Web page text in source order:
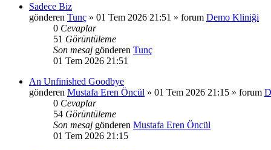
Sadece Biz
gönderen Tunç » 01 Tem 2026 21:51 » forum Demo Kliniği
0 Cevaplar
51 Görüntüleme
Son mesaj gönderen Tunç
01 Tem 2026 21:51
An Unfinished Goodbye
gönderen Mustafa Eren Öncül » 01 Tem 2026 21:15 » forum
0 Cevaplar
54 Görüntüleme
Son mesaj gönderen Mustafa Eren Öncül
01 Tem 2026 21:15